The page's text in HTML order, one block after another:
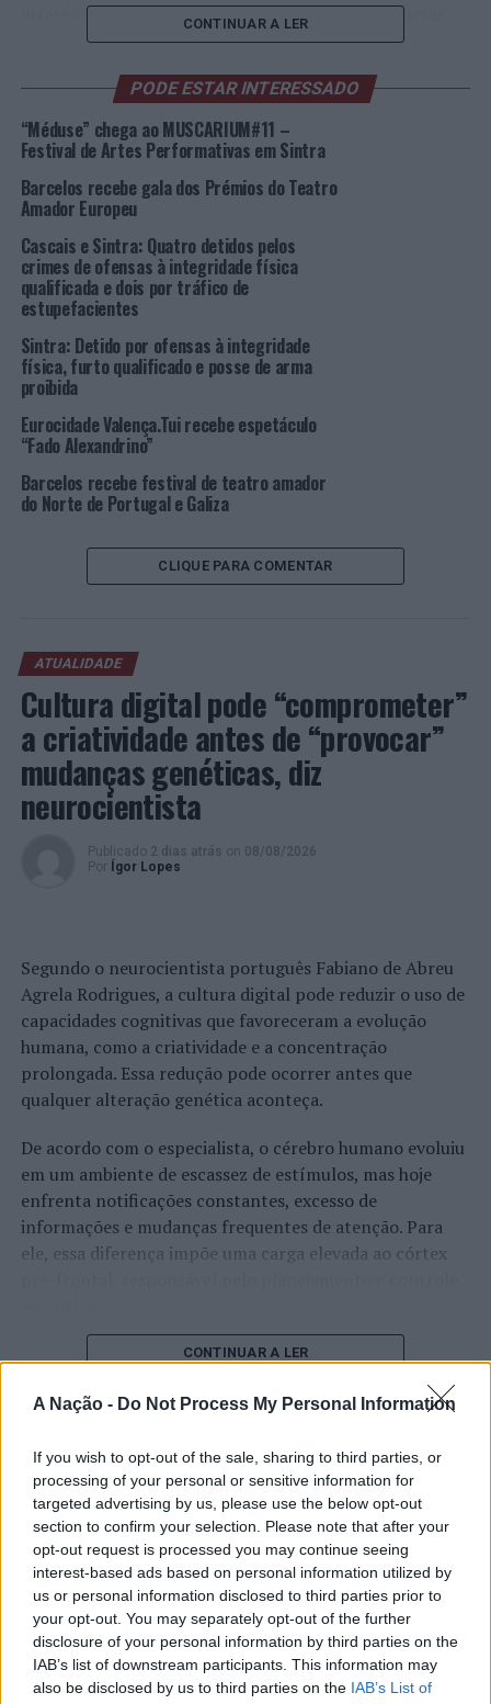
A Nação - Do Not Process My Personal Information
If you wish to opt-out of the sale, sharing to third parties, or
processing of your personal or sensitive information for
targeted advertising by us, please use the below opt-out
section to confirm your selection. Please note that after your
opt-out request is processed you may continue seeing
interest-based ads based on personal information utilized by
us or personal information disclosed to third parties prior to
your opt-out. You may separately opt-out of the further
disclosure of your personal information by third parties on the
IAB’s list of downstream participants. This information may
also be disclosed by us to third parties on the IAB’s List of
através do fantástico mundo do teatro de marionetas.
DESTAQUE
MARIONETAS SINTRA TEATRO
Investigador da Universidade do Minho lança livro
“História do Riso”
NÃO PERCA
1º Encontro “Poeta à Solta” realizado em Barcelos
CONTINUAR A LER
PODE ESTAR INTERESSADO
“Méduse” chega ao MUSCARIUM#11 –
Festival de Artes Performativas em Sintra
Barcelos recebe gala dos Prémios do Teatro
Amador Europeu
Cascais e Sintra: Quatro detidos pelos
crimes de ofensas à integridade física
qualificada e dois por tráfico de
estupefacientes
Sintra: Detido por ofensas à integridade
física, furto qualificado e posse de arma
proibida
Eurocidade Valença.Tui recebe espetáculo
“Fado Alexandrino”
Barcelos recebe festival de teatro amador
do Norte de Portugal e Galiza
CLIQUE PARA COMENTAR
ATUALIDADE
Cultura digital pode “comprometer”
a criatividade antes de “provocar”
mudanças genéticas, diz
neurocientista
Publicado 2 dias atrás on 08/08/2026
Por
Ígor Lopes
Segundo o neurocientista português Fabiano de Abreu
Agrela Rodrigues, a cultura digital pode reduzir o uso de
capacidades cognitivas que favoreceram a evolução
humana, como a criatividade e a concentração
prolongada. Essa redução pode ocorrer antes que
qualquer alteração genética aconteça.
De acordo com o especialista, o cérebro humano evoluiu
em um ambiente de escassez de estímulos, mas hoje
enfrenta notificações constantes, excesso de
informações e mudanças frequentes de atenção. Para
ele, essa diferença impõe uma carga elevada ao córtex
O pesquisador afirma que plataformas digitais também
estimulam continuamente o sistema de recompensa do
cérebro, favorecendo a fadiga mental, a dificuldade de
tarefas inacabadas permanecem ativas na memória e
aumentam a sensação de sobrecarga, enquanto o stress
prolongado pode elevar os níveis de cortisol e
prejudicar o desempenho cognitivo.
Fabiano de Abreu Agrela Rodrigues ressalta que não há
evidências de que o ambiente digital provoque mudanças
genéticas na espécie humana. A adaptação observada,
afirma, ocorre por meio da neuroplasticidade, processo
pelo qual os circuitos neurais se reorganizam em
CONTINUAR A LER
ATUALIDADE
“Millennium Estoril Open 2026”
regressou ao circuito ATP com
vitória do francês Luca Van Assche
Publicado 3 dias atrás on 07/08/2026
Por Ígor Lopes